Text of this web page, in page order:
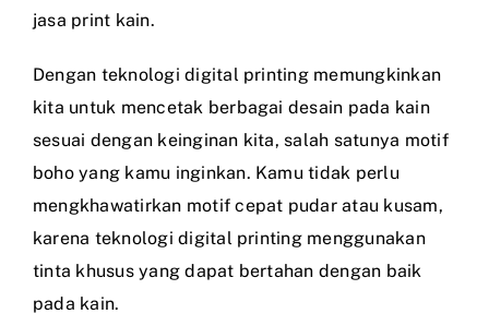
jasa print kain.
Dengan teknologi digital printing memungkinkan
kita untuk mencetak berbagai desain pada kain
sesuai dengan keinginan kita, salah satunya motif
boho yang kamu inginkan. Kamu tidak perlu
mengkhawatirkan motif cepat pudar atau kusam,
karena teknologi digital printing menggunakan
tinta khusus yang dapat bertahan dengan baik
pada kain.